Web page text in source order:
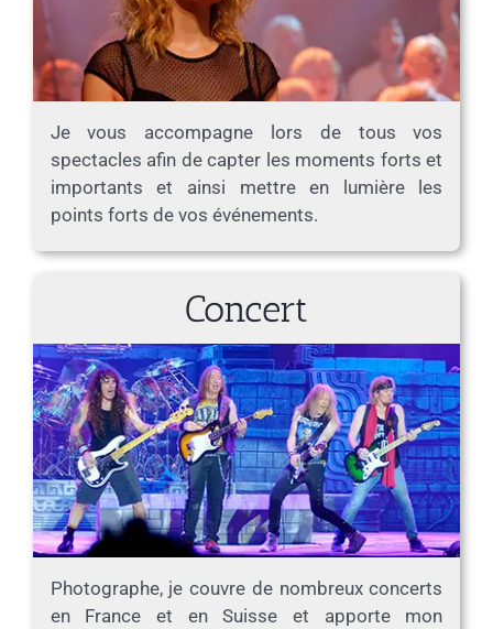
Je vous accompagne lors de tous vos
spectacles afin de capter les moments forts et
importants et ainsi mettre en lumière les
points forts de vos événements.
Concert
Photographe, je couvre de nombreux concerts
en France et en Suisse et apporte mon